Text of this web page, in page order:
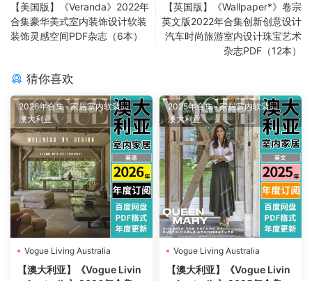
【美国版】《Veranda》2022年
合集豪华美式室内装饰设计软装
装饰灵感空间PDF杂志（6本）
【英国版】《Wallpaper*》卷宗
英文版2022年合集创新创意设计
汽车时尚旅游室内设计珠宝艺术
杂志PDF（12本）
猜你喜欢
2026年合集·家居室内软装·
澳大利亚
Vogue Living Australia
【澳大利亚】《Vogue Livin
2025年合集·家居室内软装·
澳大利亚
Vogue Living Australia
【澳大利亚】《Vogue Livin